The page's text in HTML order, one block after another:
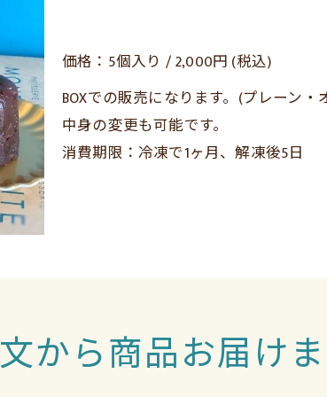
価格：5個入り / 2,000円 (税込)
BOXでの販売になります。(プレーン
中身の変更も可能です。
消費期限：冷凍で1ヶ月、解凍後5日
から商品お届け